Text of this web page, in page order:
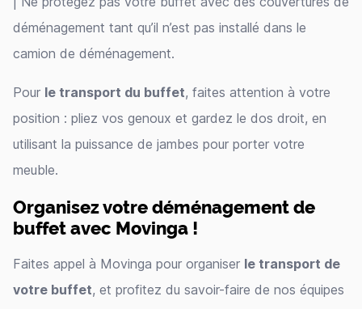
déménagement tant qu’il n’est pas installé dans le
camion de déménagement.
Pour le transport du buffet, faites attention à votre
position : pliez vos genoux et gardez le dos droit, en
utilisant la puissance de jambes pour porter votre
meuble.
Organisez votre déménagement de
buffet avec Movinga !
Faites appel à Movinga pour organiser le transport de
votre buffet, et profitez du savoir-faire de nos équipes